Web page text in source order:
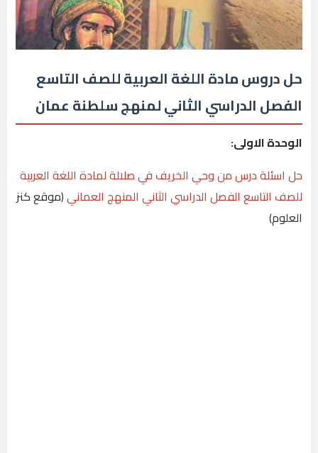
حل دروس مادة اللغة العربية للصف التاسع
الفصل الدراسي الثاني لمنهج سلطنة عمان
الوحدة الاولى:
حل اسئلة درس من وحي الخريف في صلالة لمادة اللغة العربية
للصف التاسع الفصل الدراسي الثاني المنهج العماني(موقع كنز
العلوم)